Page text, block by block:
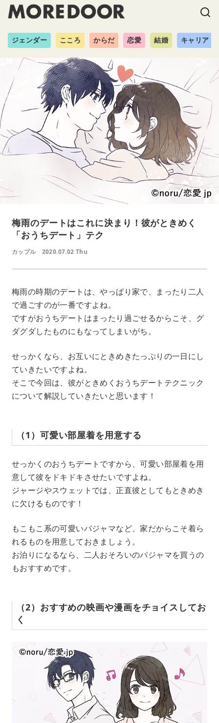
ジェンダー こころ からだ 恋愛 結婚 キャリア
梅雨のデートはこれに決まり！彼がときめく
「おうちデート」テク
カップル 2020.07.02 Thu
梅雨の時期のデートは、やっぱり家で、まったり二人
で過ごすのが一番ですよね。
ですがおうちデートはまったり過ごせるからこそ、グ
ダグダしたものにもなってしまいがち。
せっかくなら、お互いにときめきたっぷりの一日にし
ていきたいですよね。
そこで今回は、彼がときめくおうちデートテクニック
について解説していきたいと思います！
（1）可愛い部屋着を用意する
せっかくのおうちデートですから、可愛い部屋着を用
意して彼をドキドキさせたいですよね。
ジャージやスウェットでは、正直彼としてもときめき
に欠けるものです！
もこもこ系の可愛いパジャマなど、家だからこそ着ら
れるものを用意しておきましょう。
お泊りになるなら、二人おそろいのパジャマを買うの
もおすすめです。
（2）おすすめの映画や漫画をチョイスしてお
く